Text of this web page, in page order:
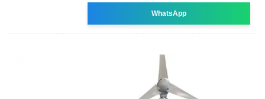
WhatsApp